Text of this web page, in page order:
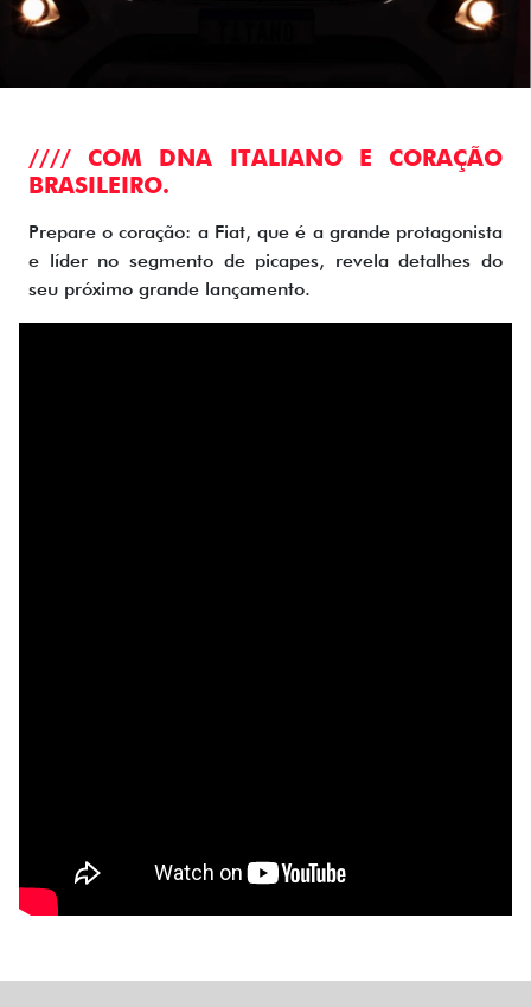
//// COM DNA ITALIANO E CORAÇÃO
BRASILEIRO.
Prepare o coração: a Fiat, que é a grande protagonista
e líder no segmento de picapes, revela detalhes do
seu próximo grande lançamento.